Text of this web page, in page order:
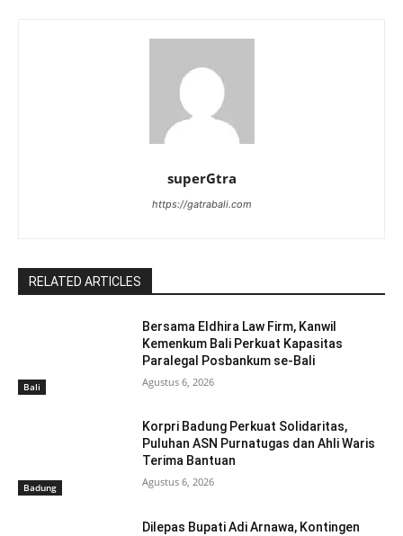
superGtra
https://gatrabali.com
RELATED ARTICLES
Bali
Bersama Eldhira Law Firm, Kanwil
Kemenkum Bali Perkuat Kapasitas
Paralegal Posbankum se-Bali
Agustus 6, 2026
Badung
Korpri Badung Perkuat Solidaritas,
Puluhan ASN Purnatugas dan Ahli Waris
Terima Bantuan
Agustus 6, 2026
Dilepas Bupati Adi Arnawa, Kontingen